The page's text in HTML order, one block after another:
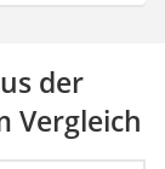
der
Vergleich